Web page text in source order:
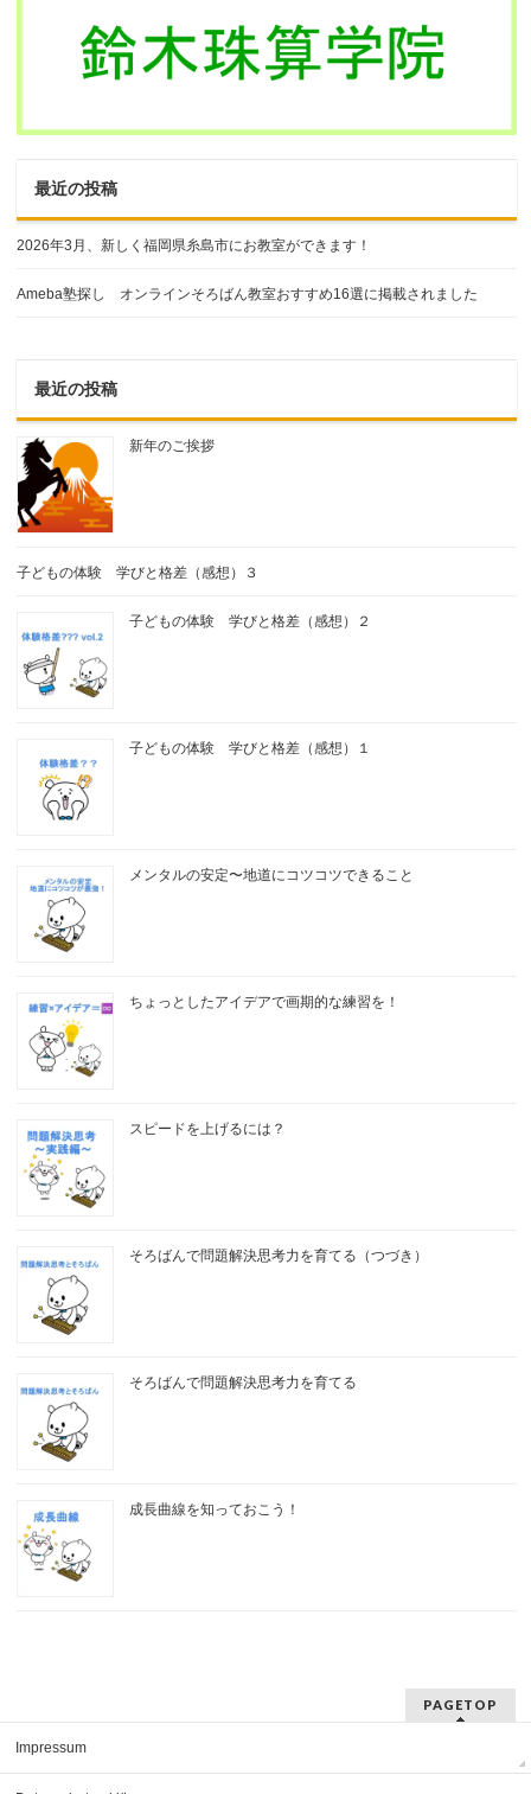
最近の投稿
2026年3月、新しく福岡県糸島市にお教室ができます！
Ameba塾探し オンラインそろばん教室おすすめ16選に掲載されました
最近の投稿
新年のご挨拶
子どもの体験 学びと格差（感想）３
子どもの体験 学びと格差（感想）２
子どもの体験 学びと格差（感想）１
メンタルの安定〜地道にコツコツできること
ちょっとしたアイデアで画期的な練習を！
スピードを上げるには？
そろばんで問題解決思考力を育てる（つづき）
そろばんで問題解決思考力を育てる
成長曲線を知っておこう！
PAGETOP
Impressum